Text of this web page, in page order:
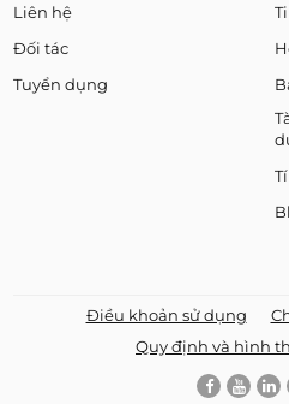
Liên hệ
Đối tác
Tuyển dụng
Điều khoản sử dụng
Quy định và hình